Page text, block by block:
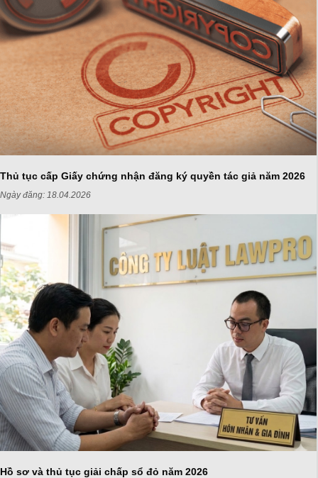
Thủ tục cấp Giấy chứng nhận đăng ký quyền tác giả năm 2026
Ngày đăng: 18.04.2026
Hồ sơ và thủ tục giải chấp sổ đỏ năm 2026